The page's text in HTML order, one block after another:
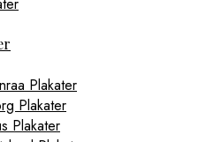
Plakater
Plakater
Plakater